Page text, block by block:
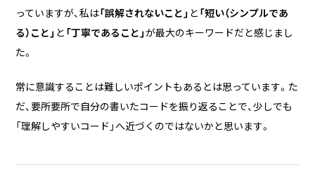
っていますが、私は「誤解されないこと」 と 「短い（シンプルであ
る）こと」 と 「丁寧であること」が最大のキーワードだと感じまし
た。
常に意識することは難しいポイントもあるとは思っています。た
だ、要所要所で自分の書いたコードを振り返ることで、少しでも
「理解しやすいコード」へ近づくのではないかと思います。